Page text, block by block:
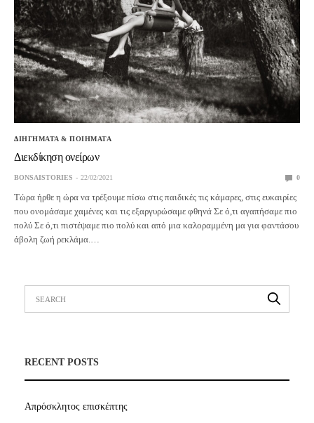
ΔΙΗΓΗΜΑΤΑ & ΠΟΙΗΜΑΤΑ
Διεκδίκηση ονείρων
BONSAISTORIES 22/02/2021 0
Τώρα ήρθε η ώρα να τρέξουμε πίσω στις παιδικές τις κάμαρες, στις ευκαιρίες
που ονομάσαμε χαμένες και τις εξαργυρώσαμε φθηνά Σε ό,τι αγαπήσαμε πιο
πολύ Σε ό,τι πιστέψαμε πιο πολύ και από μια καλοραμμένη μα για φαντάσου
άβολη ζωή ρεκλάμα.…
RECENT POSTS
Απρόσκλητος επισκέπτης